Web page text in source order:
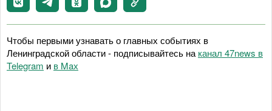
Чтобы первыми узнавать о главных событиях в
Ленинградской области - подписывайтесь на канал 47news в
Telegram и в Maх